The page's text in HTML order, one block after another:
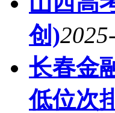
创)
长春金
低位次